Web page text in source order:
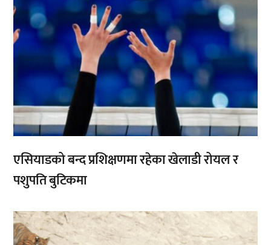
एसियाडको बन्द प्रशिक्षणमा रहेका खेलाडी रोयल र
पशुपति बुटिकमा